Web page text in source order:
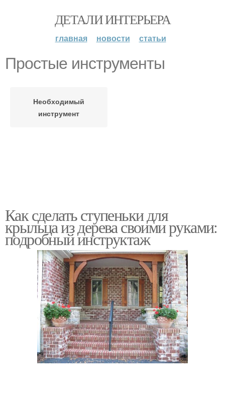
ДЕТАЛИ ИНТЕРЬЕРА
главная новости статьи
Простые инструменты
Необходимый
инструмент
Как сделать ступеньки для
крыльца из дерева своими руками:
подробный инструктаж